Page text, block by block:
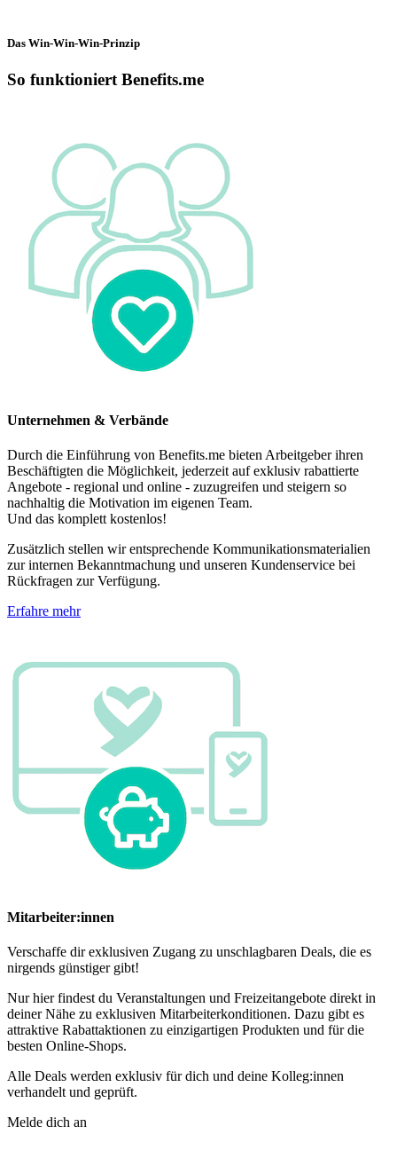
Das Win-Win-Win-Prinzip
So funktioniert Benefits.me
Unternehmen & Verbände
Durch die Einführung von Benefits.me bieten Arbeitgeber ihren
Beschäftigten die Möglichkeit, jederzeit auf exklusiv rabattierte
Angebote - regional und online - zuzugreifen und steigern so
nachhaltig die Motivation im eigenen Team.
Und das komplett kostenlos!
Zusätzlich stellen wir entsprechende Kommunikationsmaterialien
zur internen Bekanntmachung und unseren Kundenservice bei
Rückfragen zur Verfügung.
Erfahre mehr
Mitarbeiter:innen
Verschaffe dir exklusiven Zugang zu unschlagbaren Deals, die es
nirgends günstiger gibt!
Nur hier findest du Veranstaltungen und Freizeitangebote direkt in
deiner Nähe zu exklusiven Mitarbeiterkonditionen. Dazu gibt es
attraktive Rabattaktionen zu einzigartigen Produkten und für die
besten Online-Shops.
Alle Deals werden exklusiv für dich und deine Kolleg:innen
verhandelt und geprüft.
Melde dich an